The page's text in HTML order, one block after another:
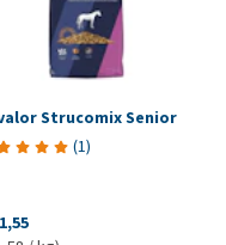
Strucomix Senior
(1)